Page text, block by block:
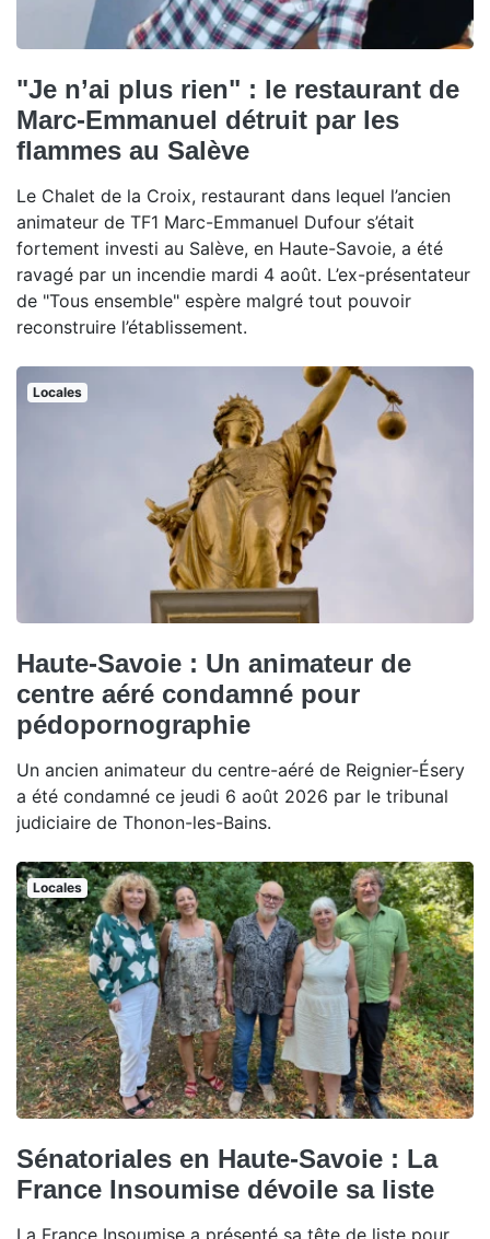
"Je n’ai plus rien" : le restaurant de
Marc-Emmanuel détruit par les
flammes au Salève
Le Chalet de la Croix, restaurant dans lequel l’ancien
animateur de TF1 Marc-Emmanuel Dufour s’était
fortement investi au Salève, en Haute-Savoie, a été
ravagé par un incendie mardi 4 août. L’ex-présentateur
de "Tous ensemble" espère malgré tout pouvoir
reconstruire l’établissement.
Locales
Haute-Savoie : Un animateur de
centre aéré condamné pour
pédopornographie
Un ancien animateur du centre-aéré de Reignier-Ésery
a été condamné ce jeudi 6 août 2026 par le tribunal
judiciaire de Thonon-les-Bains.
Locales
Sénatoriales en Haute-Savoie : La
France Insoumise dévoile sa liste